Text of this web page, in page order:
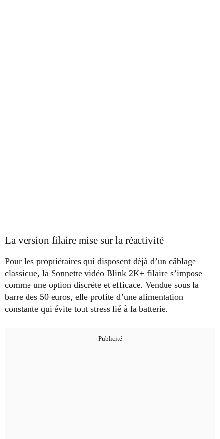
La version filaire mise sur la réactivité
Pour les propriétaires qui disposent déjà d’un câblage
classique, la Sonnette vidéo Blink 2K+ filaire s’impose
comme une option discrète et efficace. Vendue sous la
barre des 50 euros, elle profite d’une alimentation
constante qui évite tout stress lié à la batterie.